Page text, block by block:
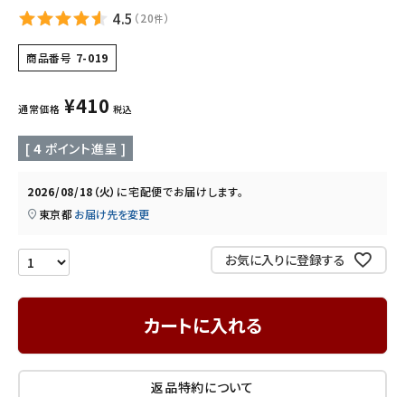
長期保存食（非常食）から探す
まごころお赤飯・その他から探す
コンテンツ
お知らせ
読み物
ご利用ガイド
お問い合わせ
4.5 （20件）
商品番号 7-019
通常価格 ¥410 税込
[ 4 ポイント進呈 ]
2026/08/18（火） に宅配便でお届けします。
東京都 お届け先を変更
お気に入りに登録する
カートに入れる
返品特約について